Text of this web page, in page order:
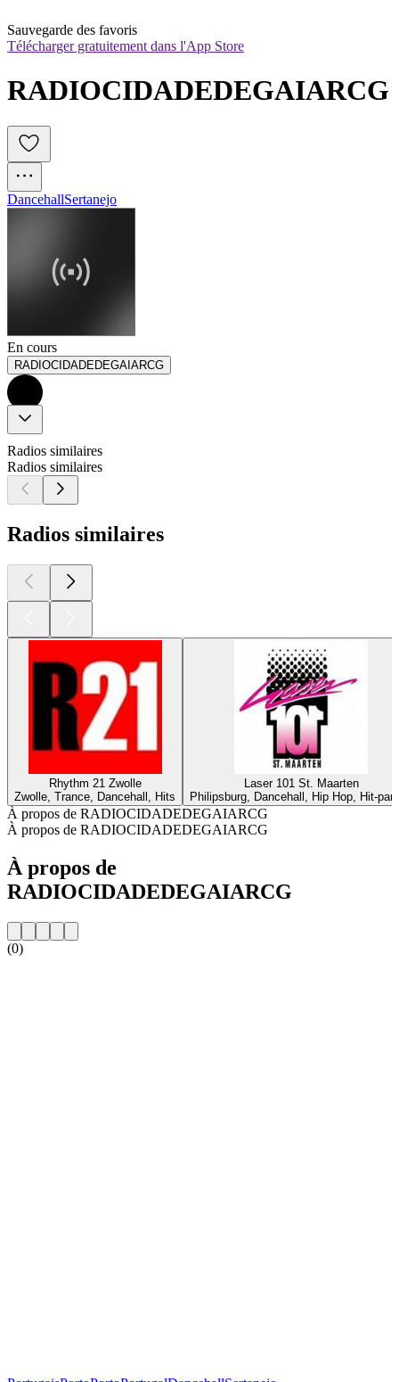
Sauvegarde des favoris
Télécharger gratuitement dans l'App Store
RADIOCIDADEDEGAIARCG
DancehallSertanejo
En cours
RADIOCIDADEDEGAIARCG
Radios similaires
Radios similaires
Radios similaires
Rhythm 21 Zwolle
Zwolle, Trance, Dancehall, Hits
Laser 101 St. Maarten
Philipsburg, Dancehall, Hip Hop, Hit-
À propos de RADIOCIDADEDEGAIARCG
À propos de RADIOCIDADEDEGAIARCG
À propos de
RADIOCIDADEDEGAIARCG
(0)